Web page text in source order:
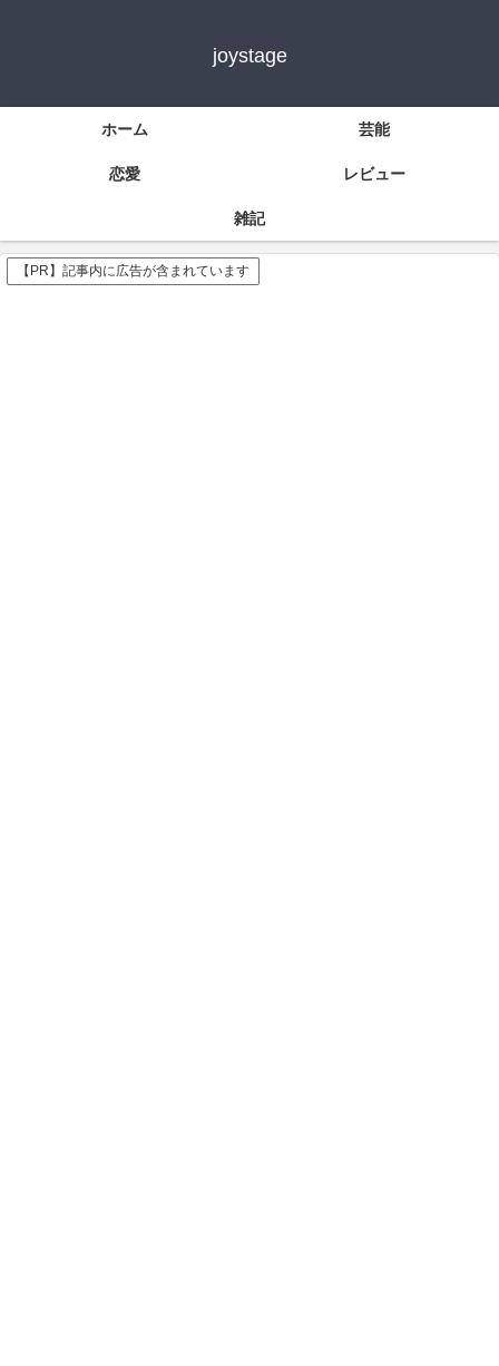
joystage
ホーム 芸能
恋愛 レビュー
雑記
【PR】記事内に広告が含まれています